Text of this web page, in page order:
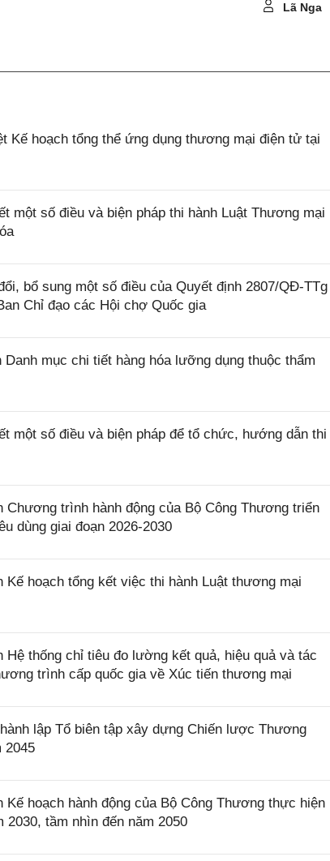
Lã Nga
Kế hoạch tổng thể ứng dụng thương mại điện tử tại
một số điều và biện pháp thi hành Luật Thương mại
bổ sung một số điều của Quyết định 2807/QĐ-TTg
Chỉ đạo các Hội chợ Quốc gia
mục chi tiết hàng hóa lưỡng dụng thuộc thẩm
một số điều và biện pháp để tổ chức, hướng dẫn thi
trình hành động của Bộ Công Thương triển
dùng giai đoạn 2026-2030
hoạch tổng kết việc thi hành Luật thương mại
thống chỉ tiêu đo lường kết quả, hiệu quả và tác
trình cấp quốc gia về Xúc tiến thương mại
lập Tổ biên tập xây dựng Chiến lược Thương
2045
hoạch hành động của Bộ Công Thương thực hiện
tầm nhìn đến năm 2050